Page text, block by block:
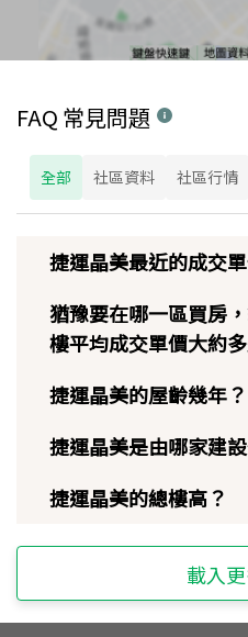
FAQ 常見問題
全部 社區資料 社區行情
捷運晶美最近的成交
猶豫要在哪一區買房
樓平均成交單價大約
捷運晶美的屋齡幾年？
捷運晶美是由哪家建
捷運晶美的總樓高？
載入